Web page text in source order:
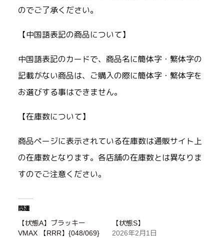
のでご了承ください。
【中国語表記の商品について】
中国語表記のカードで、商品名に簡体字・繁体字の
記載がない商品は、ご購入の際に簡体字・繁体字を
お選びする事はできません。
【在庫数について】
商品ページに表示されている在庫数は通販サイト上
の在庫数となります。各店舗の在庫数とは異なりま
すのでご注意ください。
関連
【状態A】ブラッキー
VMAX 【RRR】{048/069}
【状態S】
2026年2月1日